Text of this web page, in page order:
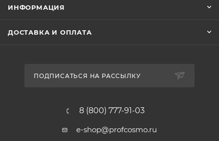
ИНФОРМАЦИЯ
ДОСТАВКА И ОПЛАТА
ПОДПИСАТЬСЯ НА РАССЫЛКУ
8 (800) 777-91-03
e-shop@profcosmo.ru